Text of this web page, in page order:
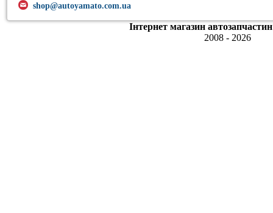
shop@autoyamato.com.ua
Інтернет магазин
2008 - 2026